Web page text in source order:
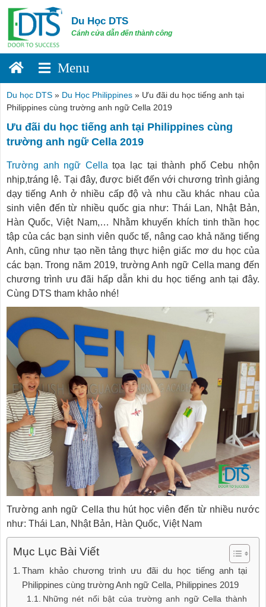
Du Học DTS
Cánh cửa dẫn đến thành công
Du học DTS » Du Học Philippines » Ưu đãi du học tiếng anh tại
Philippines cùng trường anh ngữ Cella 2019
Ưu đãi du học tiếng anh tại Philippines cùng
trường anh ngữ Cella 2019
Trường anh ngữ Cellatọa lạc tại thành phố Cebu nhộn
nhịp,tráng lệ. Tại đây, được biết đến với chương trình giảng
dạy tiếng Anh ở nhiều cấp độ và nhu cầu khác nhau của
sinh viên đến từ nhiều quốc gia như: Thái Lan, Nhật Bản,
Hàn Quốc, Việt Nam,… Nhằm khuyến khích tinh thần học
tập của các bạn sinh viên quốc tế, nâng cao khả năng tiếng
Anh, cũng như tạo nền tảng thực hiện giấc mơ du học của
các bạn. Trong năm 2019, trường Anh ngữ Cella mang đến
chương trình ưu đãi hấp dẫn khi du học tiếng anh tại đây.
Cùng DTS tham khảo nhé!
Trường anh ngữ Cella thu hút học viên đến từ nhiều nước
như: Thái Lan, Nhật Bản, Hàn Quốc, Việt Nam
Mục Lục Bài Viết
Tham khảo chương trình ưu đãi du học tiếng anh tại
Philippines cùng trường Anh ngữ Cella, Philippines 2019
Những nét nổi bật của trường anh ngữ Cella thành